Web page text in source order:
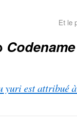
Et le
yuri est attribué